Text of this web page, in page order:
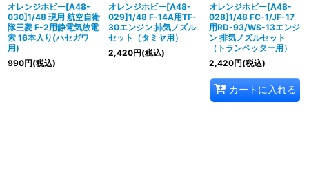
オレンジホビー[A48-
030]1/48 現用 航空自衛
隊三菱 F-2用静電気放電
索 16本入り(ハセガワ
用)
990円(税込)
オレンジホビー[A48-
029]1/48 F-14A用TF-
30エンジン 排気ノズル
セット（タミヤ用）
2,420円(税込)
オレンジホビー[A48-
028]1/48 FC-1/JF-17
用RD-93/WS-13エンジ
ン 排気ノズルセット
（トランペッター用）
2,420円(税込)
カートに入れる